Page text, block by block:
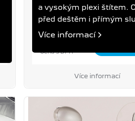
a vysokým plexi štítem.
před deštěm i přímým
Více informací
Cena s DPH
Více informací